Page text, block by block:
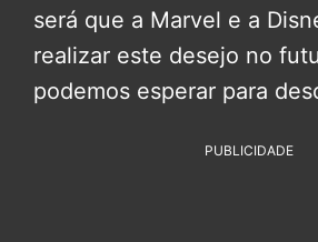
será que a Marvel e a
realizar este desejo no
podemos esperar para
PUBLICIDADE